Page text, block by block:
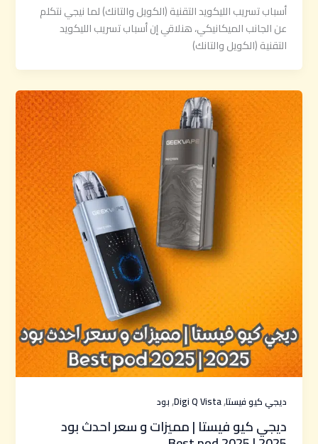
أسباب تسريب الليكويد التقنية (الكويل والتانك) لما نيجي نتكلم
عن الجانب الميكانيكي، هنلاقي إن أسباب تسريب الليكويد
التقنية (الكويل والتانك)
ديجي كيو فيستا,
Digi Q Vista
,بود
ديجي كيو فيستا | مميزات و سعر احدث بود